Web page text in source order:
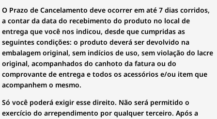
O Prazo de Cancelamento deve ocorrer em até 7 dias corridos,
a contar da data do recebimento do produto no local de
entrega que você nos indicou, desde que cumpridas as
seguintes condições: o produto deverá ser devolvido na
embalagem original, sem indícios de uso, sem violação do lacre
original, acompanhados do canhoto da fatura ou do
comprovante de entrega e todos os acessórios e/ou item que
acompanhem o mesmo.
Só você poderá exigir esse direito. Não será permitido o
exercício do arrependimento por qualquer terceiro. Após a